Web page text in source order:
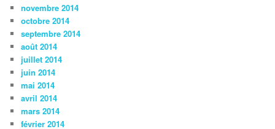
novembre 2014
octobre 2014
septembre 2014
août 2014
juillet 2014
juin 2014
mai 2014
avril 2014
mars 2014
février 2014